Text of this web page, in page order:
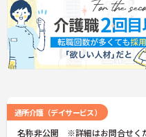
賞与は4.6ヶ月分の実績があ
価してくれる環境なので、仕
つながります。
い！
通所介護（デイサービス）
名称非公開 ※詳細はお問合せく